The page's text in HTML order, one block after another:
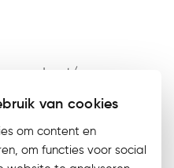
van cookies
om content en
om functies voor social
t/m
en vrijdag van
.